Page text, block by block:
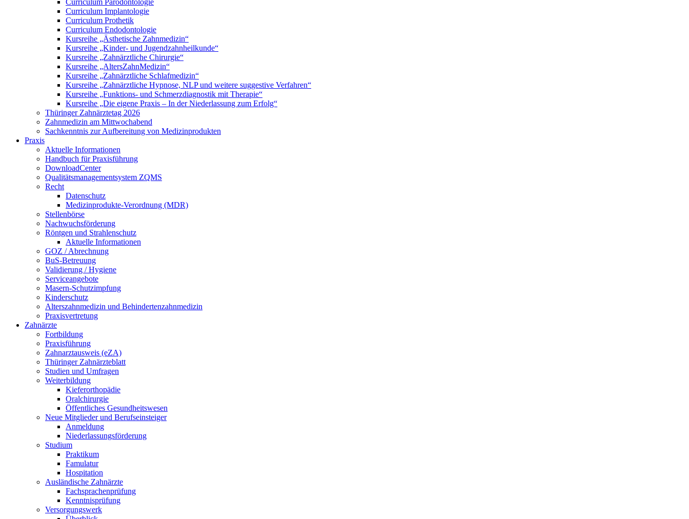
Curriculum Parodontologie
Curriculum Implantologie
Curriculum Prothetik
Curriculum Endodontologie
Kursreihe „Ästhetische Zahnmedizin“
Kursreihe „Kinder- und Jugendzahnheilkunde“
Kursreihe „Zahnärztliche Chirurgie“
Kursreihe „AltersZahnMedizin“
Kursreihe „Zahnärztliche Schlafmedizin“
Kursreihe „Zahnärztliche Hypnose, NLP und weitere suggestive Verfahren“
Kursreihe „Funktions- und Schmerzdiagnostik mit Therapie“
Kursreihe „Die eigene Praxis – In der Niederlassung zum Erfolg“
Thüringer Zahnärztetag 2026
Zahnmedizin am Mittwochabend
Sachkenntnis zur Aufbereitung von Medizinprodukten
Praxis
Aktuelle Informationen
Handbuch für Praxisführung
DownloadCenter
Qualitätsmanagementsystem ZQMS
Recht
Datenschutz
Medizinprodukte-Verordnung (MDR)
Stellenbörse
Nachwuchsförderung
Röntgen und Strahlenschutz
Aktuelle Informationen
GOZ / Abrechnung
BuS-Betreuung
Validierung / Hygiene
Serviceangebote
Masern-Schutzimpfung
Kinderschutz
Alterszahnmedizin und Behindertenzahnmedizin
Praxisvertretung
Zahnärzte
Fortbildung
Praxisführung
Zahnarztausweis (eZA)
Thüringer Zahnärzteblatt
Studien und Umfragen
Weiterbildung
Kieferorthopädie
Oralchirurgie
Öffentliches Gesundheitswesen
Neue Mitglieder und Berufseinsteiger
Anmeldung
Niederlassungsförderung
Studium
Praktikum
Famulatur
Hospitation
Ausländische Zahnärzte
Fachsprachenprüfung
Kenntnisprüfung
Versorgungswerk